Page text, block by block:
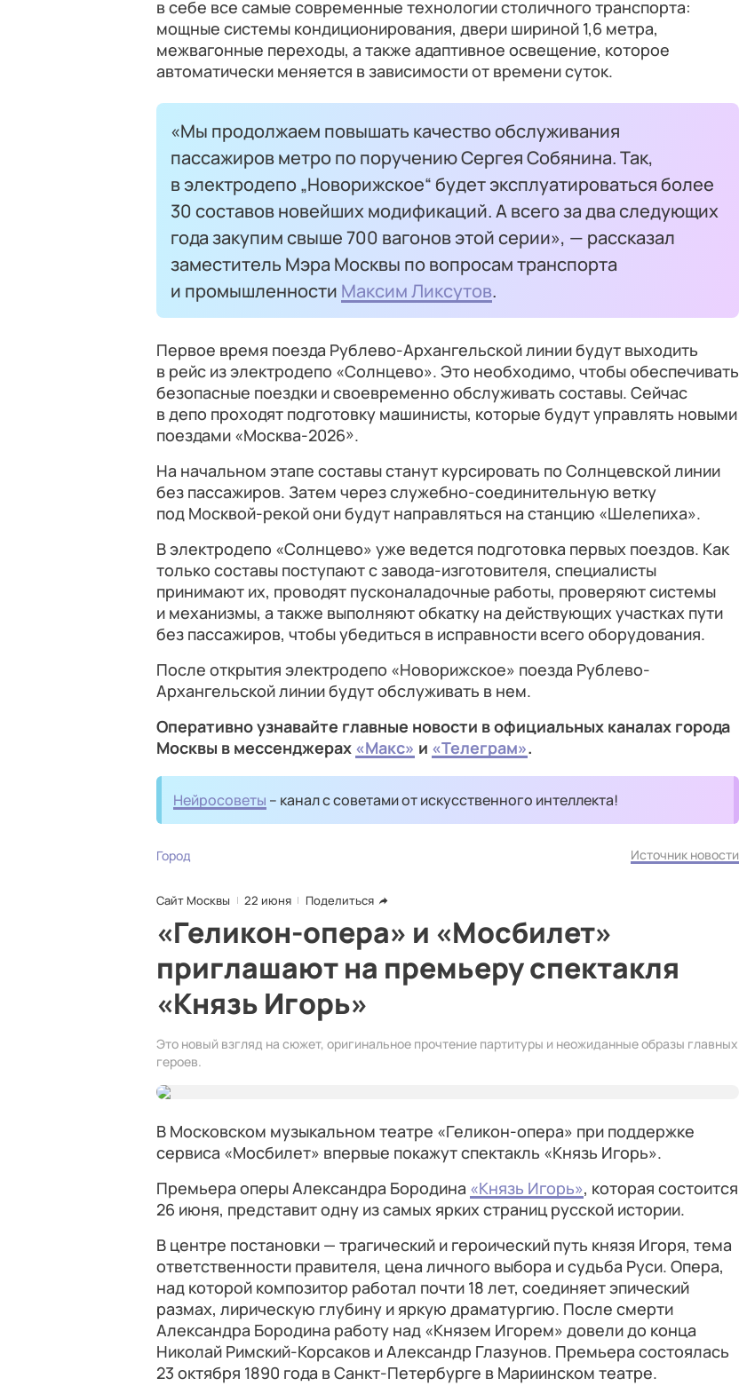
в себе все самые современные технологии столичного транспорта:
мощные системы кондиционирования, двери шириной 1,6 метра,
межвагонные переходы, а также адаптивное освещение, которое
автоматически меняется в зависимости от времени суток.
«Мы продолжаем повышать качество обслуживания
пассажиров метро по поручению Сергея Собянина. Так,
в электродепо „Новорижское“ будет эксплуатироваться более
30 составов новейших модификаций. А всего за два следующих
года закупим свыше 700 вагонов этой серии», — рассказал
заместитель Мэра Москвы по вопросам транспорта
и промышленности Максим Ликсутов.
Первое время поезда Рублево-Архангельской линии будут выходить
в рейс из электродепо «Солнцево». Это необходимо, чтобы обеспечивать
безопасные поездки и своевременно обслуживать составы. Сейчас
в депо проходят подготовку машинисты, которые будут управлять новыми
поездами «Москва-2026».
На начальном этапе составы станут курсировать по Солнцевской линии
без пассажиров. Затем через служебно-соединительную ветку
под Москвой-рекой они будут направляться на станцию «Шелепиха».
В электродепо «Солнцево» уже ведется подготовка первых поездов. Как
только составы поступают с завода-изготовителя, специалисты
принимают их, проводят пусконаладочные работы, проверяют системы
и механизмы, а также выполняют обкатку на действующих участках пути
без пассажиров, чтобы убедиться в исправности всего оборудования.
После открытия электродепо «Новорижское» поезда Рублево-
Архангельской линии будут обслуживать в нем.
Оперативно узнавайте главные новости в официальных каналах города
Москвы в мессенджерах «Макс» и «Телеграм».
Нейросоветы – канал с советами от искусственного интеллекта!
Город Источник новости
Сайт Москвы 22 июня Поделиться
«Геликон-опера» и «Мосбилет»
приглашают на премьеру спектакля
«Князь Игорь»
Это новый взгляд на сюжет, оригинальное прочтение партитуры и неожиданные образы главных
героев.
В Московском музыкальном театре «Геликон-опера» при поддержке
сервиса «Мосбилет» впервые покажут спектакль «Князь Игорь».
Премьера оперы Александра Бородина «Князь Игорь», которая состоится
26 июня, представит одну из самых ярких страниц русской истории.
В центре постановки — трагический и героический путь князя Игоря, тема
ответственности правителя, цена личного выбора и судьба Руси. Опера,
над которой композитор работал почти 18 лет, соединяет эпический
размах, лирическую глубину и яркую драматургию. После смерти
Александра Бородина работу над «Князем Игорем» довели до конца
Николай Римский-Корсаков и Александр Глазунов. Премьера состоялась
23 октября 1890 года в Санкт-Петербурге в Мариинском театре.